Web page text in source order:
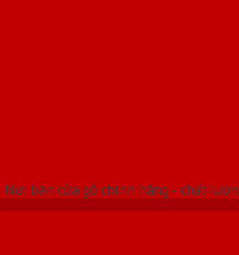
Nơi bán cửa gỗ chính hãng - chất